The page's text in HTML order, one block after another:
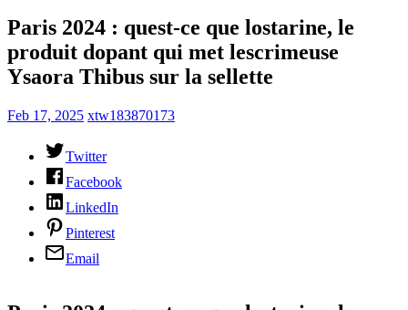
Paris 2024 : quest-ce que lostarine, le
produit dopant qui met lescrimeuse
Ysaora Thibus sur la sellette
Feb 17, 2025 xtw183870173
Twitter
Facebook
LinkedIn
Pinterest
Email